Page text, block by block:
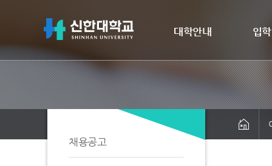
대학안내 입학
채용공고